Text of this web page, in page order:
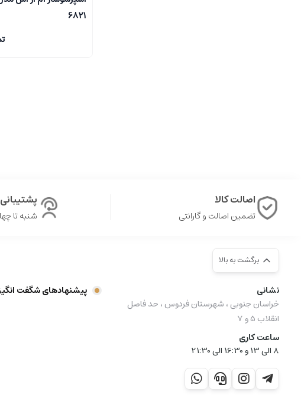
6821
اصالت کالا
تضمین اصالت و گارانتی
پشتیبانی 24
شنبه تا
برگشت به بالا
نشانی
خراسان جنوبی ، شهرستان فردوس ، حد فاصل
انقلاب 5 و 7
ساعت کاری
8 الی 13 و 16:30 الی 21:30
پیشنهادهای شگفت